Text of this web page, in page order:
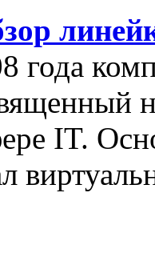
года
IT.